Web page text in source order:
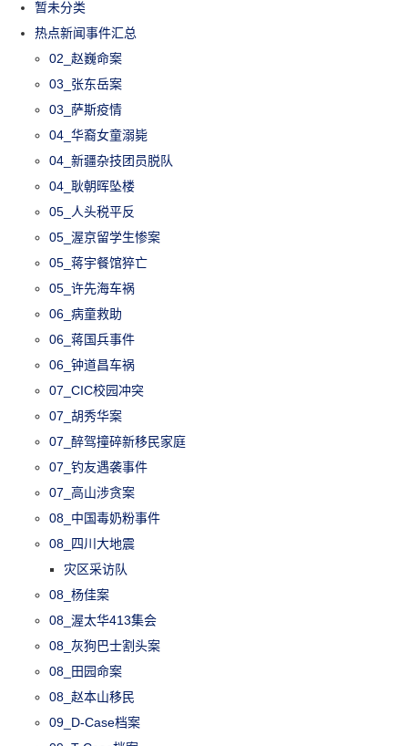
暂未分类
热点新闻事件汇总
02_赵巍命案
03_张东岳案
03_萨斯疫情
04_华裔女童溺毙
04_新疆杂技团员脱队
04_耿朝晖坠楼
05_人头税平反
05_渥京留学生惨案
05_蒋宇餐馆猝亡
05_许先海车祸
06_病童救助
06_蒋国兵事件
06_钟道昌车祸
07_CIC校园冲突
07_胡秀华案
07_醉驾撞碎新移民家庭
07_钓友遇袭事件
07_高山涉贪案
08_中国毒奶粉事件
08_四川大地震
灾区采访队
08_杨佳案
08_渥太华413集会
08_灰狗巴士割头案
08_田园命案
08_赵本山移民
09_D-Case档案